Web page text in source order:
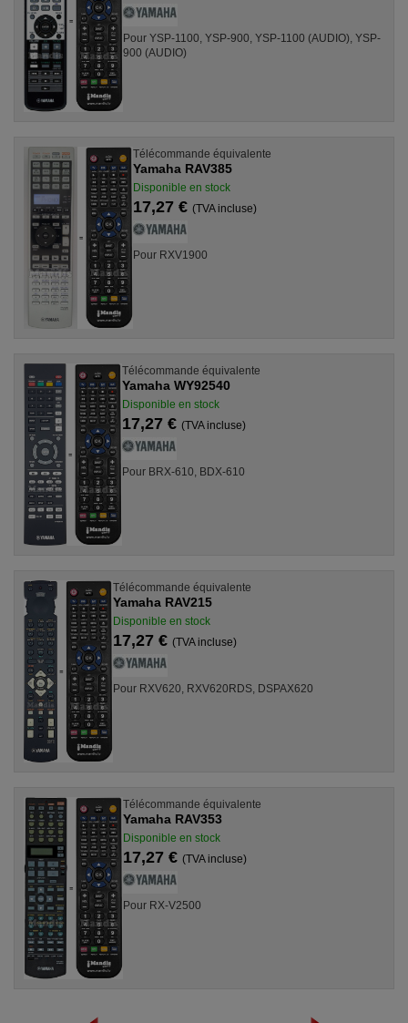
Pour YSP-1100, YSP-900, YSP-1100 (AUDIO), YSP-
900 (AUDIO)
Télécommande équivalente
Yamaha RAV385
Disponible en stock
17,27 € (TVA incluse)
Pour RXV1900
Télécommande équivalente
Yamaha WY92540
Disponible en stock
17,27 € (TVA incluse)
Pour BRX-610, BDX-610
Télécommande équivalente
Yamaha RAV215
Disponible en stock
17,27 €(TVA incluse)
Pour RXV620, RXV620RDS, DSPAX620
Télécommande équivalente
Yamaha RAV353
Disponible en stock
17,27 €(TVA incluse)
Pour RX-V2500